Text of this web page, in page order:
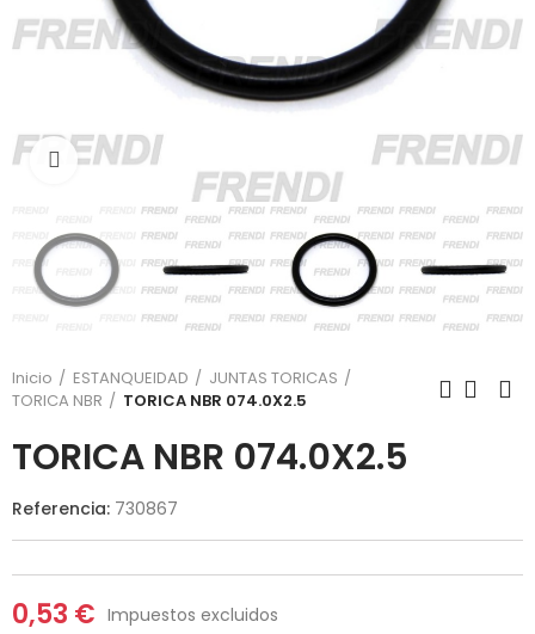
Click para agrandar
Inicio ESTANQUEIDAD
JUNTAS TORICAS
TORICA NBR
TORICA NBR 074.0X2.5
TORICA NBR 074.0X2.5
Referencia: 730867
0,53 € Impuestos excluidos